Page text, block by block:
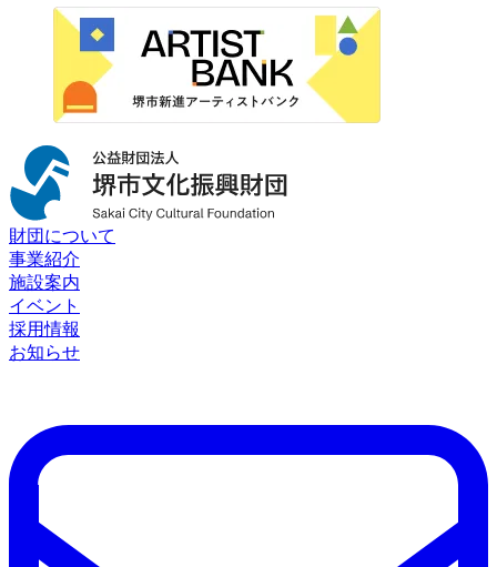
財団について
事業紹介
施設案内
イベント
採用情報
お知らせ